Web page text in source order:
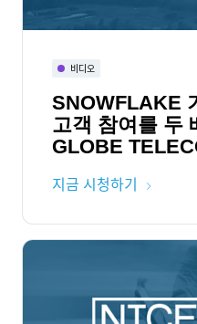
비디오
SNOWFLAKE
고객 참여를 두
GLOBE
지금 시청하기